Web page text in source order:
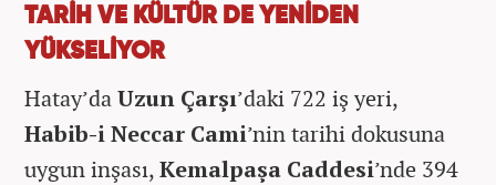
TARİH VE KÜLTÜR DE YENİDEN
YÜKSELİYOR
Hatay’daUzun Çarşı’daki 722 iş yeri,
Habib-i Neccar Cami’nin tarihi dokusuna
uygun inşası,Kemalpaşa Caddesi’nde 394